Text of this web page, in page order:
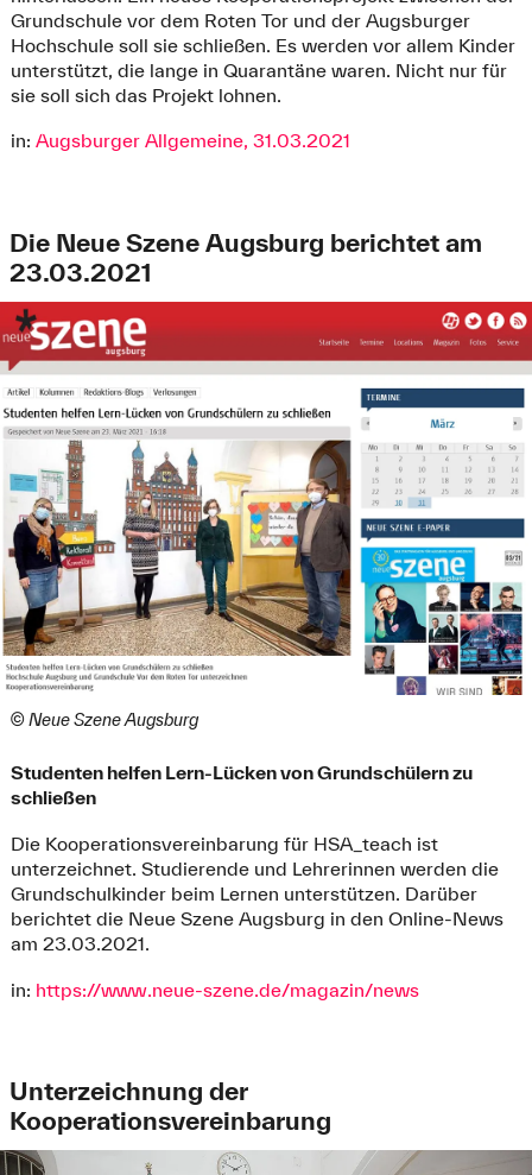
Grundschule vor dem Roten Tor und der Augsburger
Hochschule soll sie schließen. Es werden vor allem Kinder
unterstützt, die lange in Quarantäne waren. Nicht nur für
sie soll sich das Projekt lohnen.
in: Augsburger Allgemeine, 31.03.2021
Die Neue Szene Augsburg berichtet am
23.03.2021
© Neue Szene Augsburg
Studenten helfen Lern-Lücken von Grundschülern zu
schließen
Die Kooperationsvereinbarung für HSA_teach ist
unterzeichnet. Studierende und Lehrerinnen werden die
Grundschulkinder beim Lernen unterstützen. Darüber
berichtet die Neue Szene Augsburg in den Online-News
am 23.03.2021.
in: https://www.neue-szene.de/magazin/news
Unterzeichnung der
Kooperationsvereinbarung